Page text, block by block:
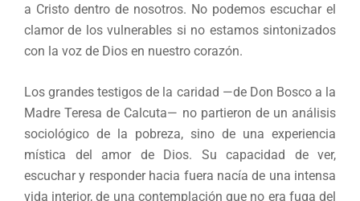
a Cristo dentro de nosotros. No podemos escuchar el
clamor de los vulnerables si no estamos sintonizados
con la voz de Dios en nuestro corazón.
Los grandes testigos de la caridad —de Don Bosco a la
Madre Teresa de Calcuta— no partieron de un análisis
sociológico de la pobreza, sino de una experiencia
mística del amor de Dios. Su capacidad de ver,
escuchar y responder hacia fuera nacía de una intensa
vida interior, de una contemplación que no era fuga del